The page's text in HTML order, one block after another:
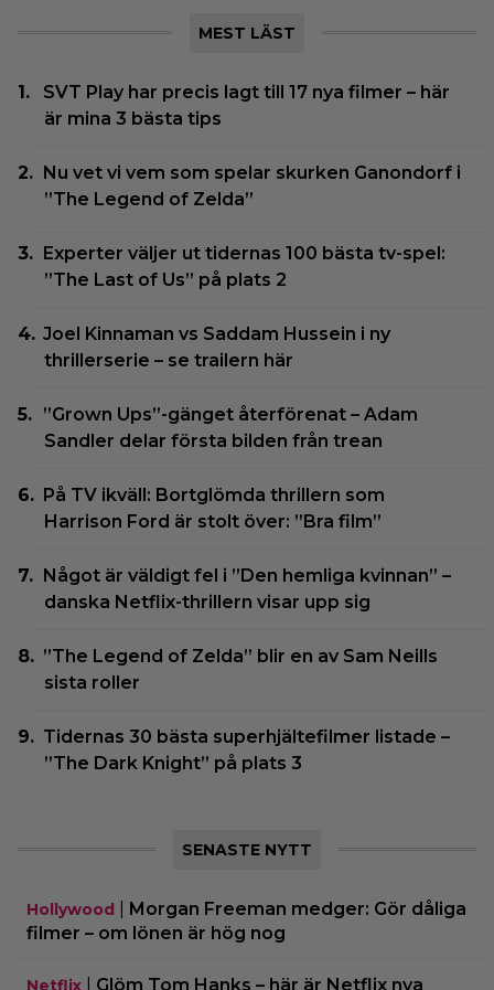
MEST LÄST
SVT Play har precis lagt till 17 nya filmer – här
är mina 3 bästa tips
Nu vet vi vem som spelar skurken Ganondorf i
”The Legend of Zelda”
Experter väljer ut tidernas 100 bästa tv-spel:
”The Last of Us” på plats 2
Joel Kinnaman vs Saddam Hussein i ny
thrillerserie – se trailern här
”Grown Ups”-gänget återförenat – Adam
Sandler delar första bilden från trean
På TV ikväll: Bortglömda thrillern som
Harrison Ford är stolt över: ”Bra film”
Något är väldigt fel i ”Den hemliga kvinnan” –
danska Netflix-thrillern visar upp sig
”The Legend of Zelda” blir en av Sam Neills
sista roller
Tidernas 30 bästa superhjältefilmer listade –
”The Dark Knight” på plats 3
SENASTE NYTT
Hollywood
Morgan Freeman medger: Gör dåliga
filmer – om lönen är hög nog
Netflix
Glöm Tom Hanks – här är Netflix nya